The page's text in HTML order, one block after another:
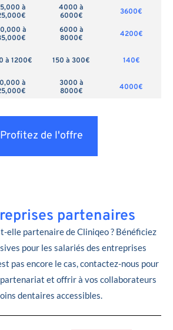
à
4000 à
6000€
3600€
à
6000 à
8000€
4200€
à 1200€ 150 à 300€ 140€
à
3000 à
8000€
4000€
Profitez de l'offre
partenaires
elle partenaire de Cliniqeo ? Bénéficiez
pour les salariés des entreprises
pas encore le cas, contactez-nous pour
et offrir à vos collaborateurs
dentaires accessibles.